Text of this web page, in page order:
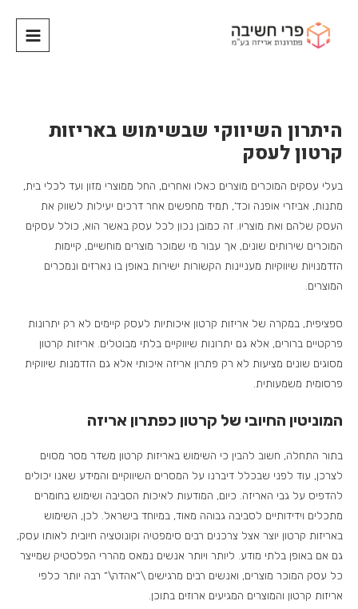
היתרון השיווקי שבשימוש באריזות
קרטון לעסק
בעלי עסקים המוכרים מוצרים כאלו ואחרים, החל ממוצרי מזון ועד לכלי בית,
מתנות, אביזרי אופנה וכד’, תמיד מחפשים אחר דרכים יעילות לשווק את
העסק שלהם ואת מוצריו. זה כמובן נכון לכל עסק באשר הוא, כולל עסקים
המוכרים שירותים שונים, אך עבור מי שמוכר מוצרים מוחשיים, קיימות
הזדמנויות שיווקיות מעניינות הקשורות ישירות באופן בו נארזים ונמכרים
המוצרים.
ספציפית, במקרה של אריזות קרטון איכותיות לעסק קיימים לא רק יתרונות
פרקטיים ברורים, אלא גם יתרונות שיווקיים בלתי מבוטלים. אריזות קרטון
מסוגים שונים מציעות לא רק פתרון אריזה איכותי אלא גם הזדמנות שיווקית
פרסומית משמעותית.
המוניטין החיובי של קרטון כפתרון אריזה
בתור התחלה, חשוב להבין כי השימוש באריזות קרטון משדר מסר מסוים
לצרכן, עוד לפני שבכלל דיברנו על המסרים השיווקיים והמידע שאנו יכולים
להדפיס על גבי האריזה. כיום, המודעות לאיכות הסביבה ושימוש בחומרים
מתכלים וידידותיים לסביבה גבוהה מאוד, במיוחד בישראל. לכן, השימוש
באריזות קרטון יוצר אצל צרכנים רבים סימפטיה וקונוטציה חיובית לאותו עסק,
גם אם באופן בלתי מודע. ליותר ויותר אנשים נמאס מהררי הפלסטיק שמייצר
כל עסק המוכר מוצרים, ואנשים רבים מרגישים \”אהדה\” רבה יותר כלפי
אריזות קרטון והמוצרים המגיעים ארוזים בתוכן.